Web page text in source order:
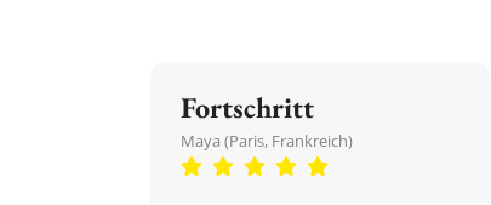
Fortschritt
Maya (Paris, Frankreich)